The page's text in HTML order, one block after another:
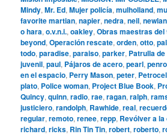
Mindy,Mr. Ed,Mujer policía,mulholland,
favorite martian,napier,nedra,neil,newlan
o hara,o.v.n.i.,oakley,Obras maestras
beyond,Operación rescate,orden,otto,
todo,paradise,paraiso,parker, Patrulla
juvenil,paul, Pájaros de acero,pearl,
en el espacio, Perry Mason,peter,
plato, Police woman, Project Blue Book,
Quincy,quinn,radio,rae,ragan,ralph,
justiciero,randolph, Rawhide,real,
regular,remoto,renee,repp, Revólver a la
richard,ricks, Rin Tin Tin,robert,roberto,